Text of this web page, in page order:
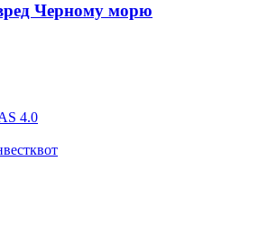
Черному морю
4.0